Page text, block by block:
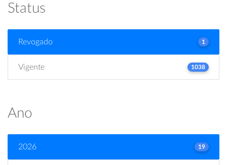
Status
Revogado 1
Vigente 1038
Ano
2026 19